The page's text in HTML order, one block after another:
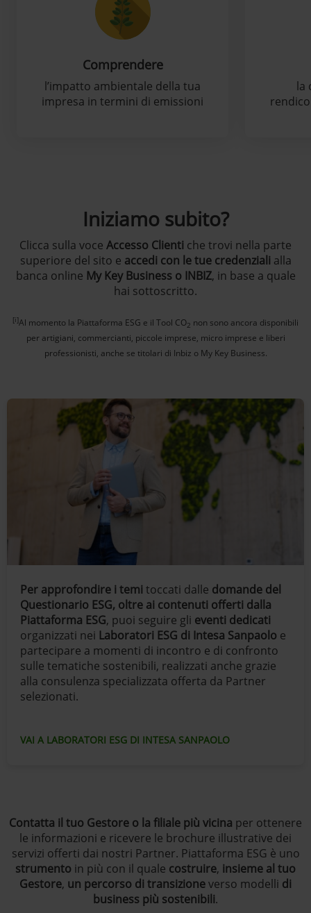
Comprendere
l’impatto ambientale della tua
impresa in termini di emissioni
la
Iniziamo subito?
Clicca sulla voce Accesso Clienti che trovi nella parte
superiore del sito e accedi con le tue credenziali alla
banca online My Key Business o INBIZ, in base a quale
hai sottoscritto.
[i]Al momento la Piattaforma ESG e il Tool CO2 non sono ancora disponibili
per artigiani, commercianti, piccole imprese, micro imprese e liberi
professionisti, anche se titolari di Inbiz o My Key Business.
Per approfondire i temi toccati dalle domande del
Questionario ESG, oltre ai contenuti offerti dalla
Piattaforma ESG, puoi seguire gli eventi dedicati
organizzati nei Laboratori ESG di Intesa Sanpaolo e
partecipare a momenti di incontro e di confronto
sulle tematiche sostenibili, realizzati anche grazie
alla consulenza specializzata offerta da Partner
selezionati.
VAI A LABORATORI ESG DI INTESA SANPAOLO
Contatta il tuo Gestore o la filiale più vicina per ottenere
le informazioni e ricevere le brochure illustrative dei
servizi offerti dai nostri Partner. Piattaforma ESG è uno
strumento in più con il quale costruire, insieme al tuo
Gestore, un percorso di transizioneverso modelli di
business più sostenibili.